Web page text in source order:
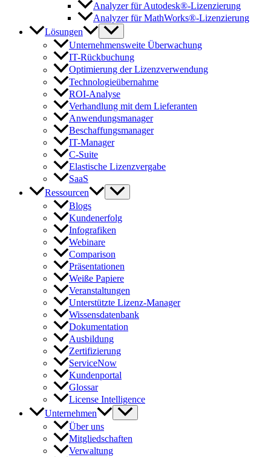
Analyzer für Autodesk®-Lizenzierung
Analyzer für MathWorks®-Lizenzierung
Lösungen
Unternehmensweite Überwachung
IT-Rückbuchung
Optimierung der Lizenzverwendung
Technologieübernahme
ROI-Analyse
Verhandlung mit dem Lieferanten
Anwendungsmanager
Beschaffungsmanager
IT-Manager
C-Suite
Elastische Lizenzvergabe
SaaS
Ressourcen
Blogs
Kundenerfolg
Infografiken
Webinare
Comparison
Präsentationen
Weiße Papiere
Veranstaltungen
Unterstützte Lizenz-Manager
Wissensdatenbank
Dokumentation
Ausbildung
Zertifizierung
ServiceNow
Kundenportal
Glossar
License Intelligence
Unternehmen
Über uns
Mitgliedschaften
Verwaltung